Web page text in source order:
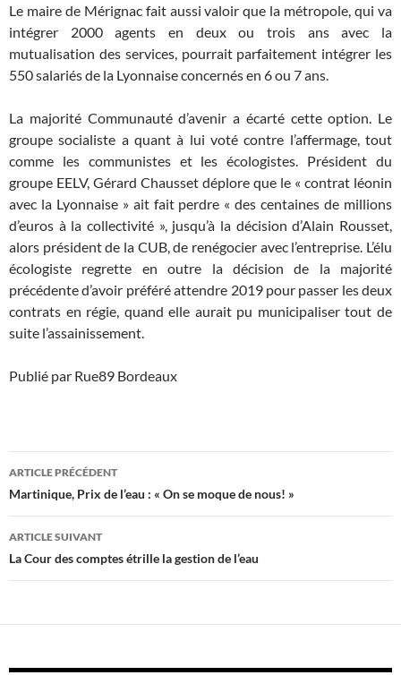
Le maire de Mérignac fait aussi valoir que la métropole, qui va
intégrer 2000 agents en deux ou trois ans avec la
mutualisation des services, pourrait parfaitement intégrer les
550 salariés de la Lyonnaise concernés en 6 ou 7 ans.
La majorité Communauté d’avenir a écarté cette option. Le
groupe socialiste a quant à lui voté contre l’affermage, tout
comme les communistes et les écologistes. Président du
groupe EELV, Gérard Chausset déplore que le « contrat léonin
avec la Lyonnaise » ait fait perdre « des centaines de millions
d’euros à la collectivité », jusqu’à la décision d’Alain Rousset,
alors président de la CUB, de renégocier avec l’entreprise. L’élu
écologiste regrette en outre la décision de la majorité
précédente d’avoir préféré attendre 2019 pour passer les deux
contrats en régie, quand elle aurait pu municipaliser tout de
suite l’assainissement.
Publié par Rue89 Bordeaux
Navigation
des
articles
ARTICLE PRÉCÉDENT
Martinique, Prix de l’eau : « On se moque de nous! »
ARTICLE SUIVANT
La Cour des comptes étrille la gestion de l’eau